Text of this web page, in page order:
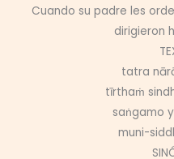
Cuando su padre les
dirigieron
tatra
tīrthaṁ
saṅgamo
muni-